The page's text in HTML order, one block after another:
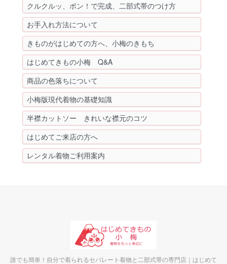
クルクルッ、ポン！で完成、二部式帯のつけ方
お手入れ方法について
きものがはじめての方へ、小梅のきもち
はじめてきもの小梅 Q&A
商品の色落ちについて
小梅版現代着物の基礎知識
半襟カットソー きれいな襟元のコツ
はじめてご来店の方へ
レンタル着物ご利用案内
誰でも簡単！自分で着られるセパレート着物と二部式帯の専門店｜はじめて